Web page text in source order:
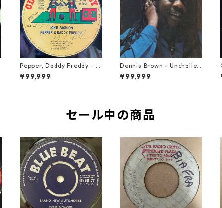
Pepper, Daddy Freddy - Ic
kie Fashion【12-50044】
¥99,999
Dennis Brown - Unchallen
ged【LP-70046】
¥99,999
セール中の商品